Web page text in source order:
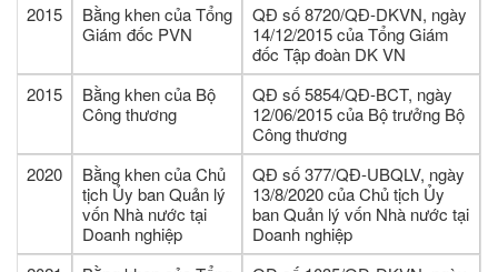
2015
Bằng khen của Tổng
Giám đốc PVN
QĐ số 8720/QĐ-DKVN, ngày
14/12/2015 của Tổng Giám
đốc Tập đoàn DK VN
2015
Bằng khen của Bộ
Công thương
QĐ số 5854/QĐ-BCT, ngày
12/06/2015 của Bộ trưởng Bộ
Công thương
2020
Bằng khen của Chủ
tịch Ủy ban Quản lý
vốn Nhà nước tại
Doanh nghiệp
QĐ số 377/QĐ-UBQLV, ngày
13/8/2020 của Chủ tịch Ủy
ban Quản lý vốn Nhà nước tại
Doanh nghiệp